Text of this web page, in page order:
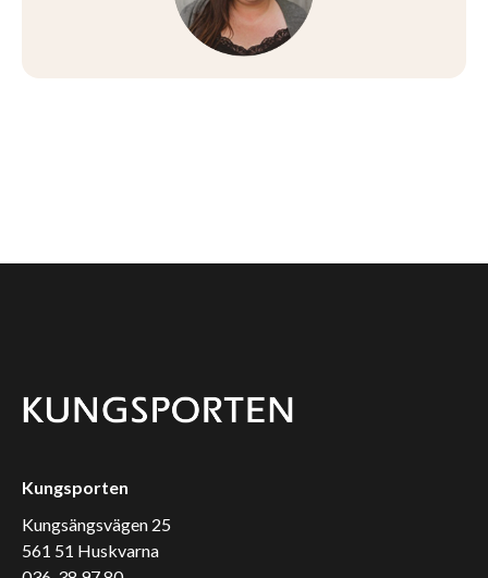
Kungsporten
Kungsängsvägen 25
561 51 Huskvarna